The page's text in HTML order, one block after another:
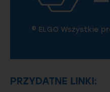
© ELGO Wszystkie
PRZYDATNE LINKI: